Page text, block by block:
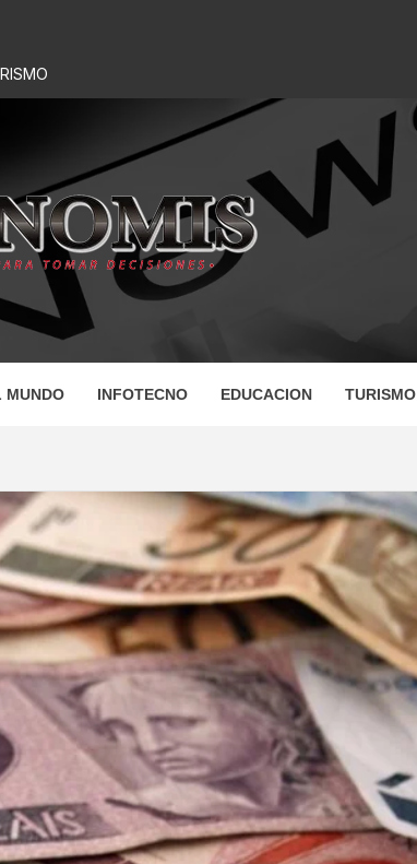
MUNDO INFOTECNO EDUCACION TURISMO